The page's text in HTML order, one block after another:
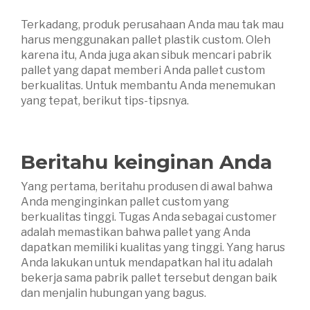
Terkadang, produk perusahaan Anda mau tak mau
harus menggunakan pallet plastik custom. Oleh
karena itu, Anda juga akan sibuk mencari pabrik
pallet yang dapat memberi Anda pallet custom
berkualitas. Untuk membantu Anda menemukan
yang tepat, berikut tips-tipsnya.
Beritahu keinginan Anda
Yang pertama, beritahu produsen di awal bahwa
Anda menginginkan pallet custom yang
berkualitas tinggi. Tugas Anda sebagai customer
adalah memastikan bahwa pallet yang Anda
dapatkan memiliki kualitas yang tinggi. Yang harus
Anda lakukan untuk mendapatkan hal itu adalah
bekerja sama pabrik pallet tersebut dengan baik
dan menjalin hubungan yang bagus.